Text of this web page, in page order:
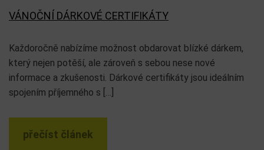
VÁNOČNÍ DÁRKOVÉ CERTIFIKÁTY
Každoročně nabízíme možnost obdarovat blízké dárkem,
který nejen potěší, ale zároveň s sebou nese nové
informace a zkušenosti. Dárkové certifikáty jsou ideálním
spojením příjemného s […]
přečíst článek